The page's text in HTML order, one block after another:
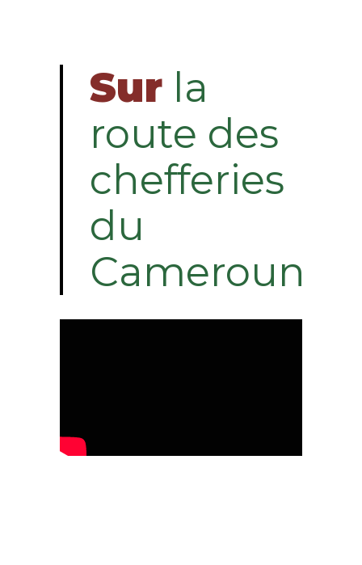
Sur la
route des
chefferies
du
Cameroun